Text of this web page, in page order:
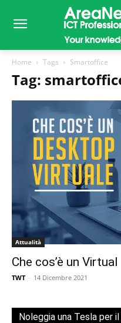
Home Tags Smartoffice
Tag:
Attualità
Che cos’è un
TWT - 14 Dicembre 2021
Noleggia una Tesla per